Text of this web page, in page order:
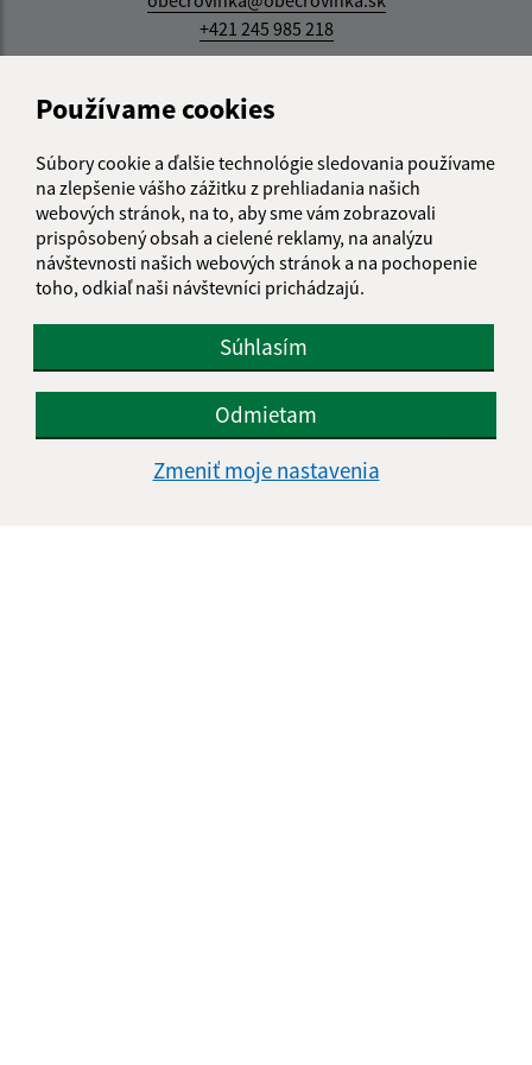
Používame cookies
Súbory cookie a ďalšie technológie sledovania používame
na zlepšenie vášho zážitku z prehliadania našich
webových stránok, na to, aby sme vám zobrazovali
prispôsobený obsah a cielené reklamy, na analýzu
návštevnosti našich webových stránok a na pochopenie
toho, odkiaľ naši návštevníci prichádzajú.
Súhlasím
Odmietam
Zmeniť moje nastavenia
+421 245 985 218